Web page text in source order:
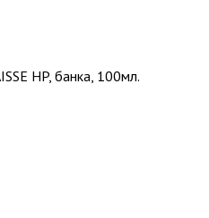
HP, банка, 100мл.